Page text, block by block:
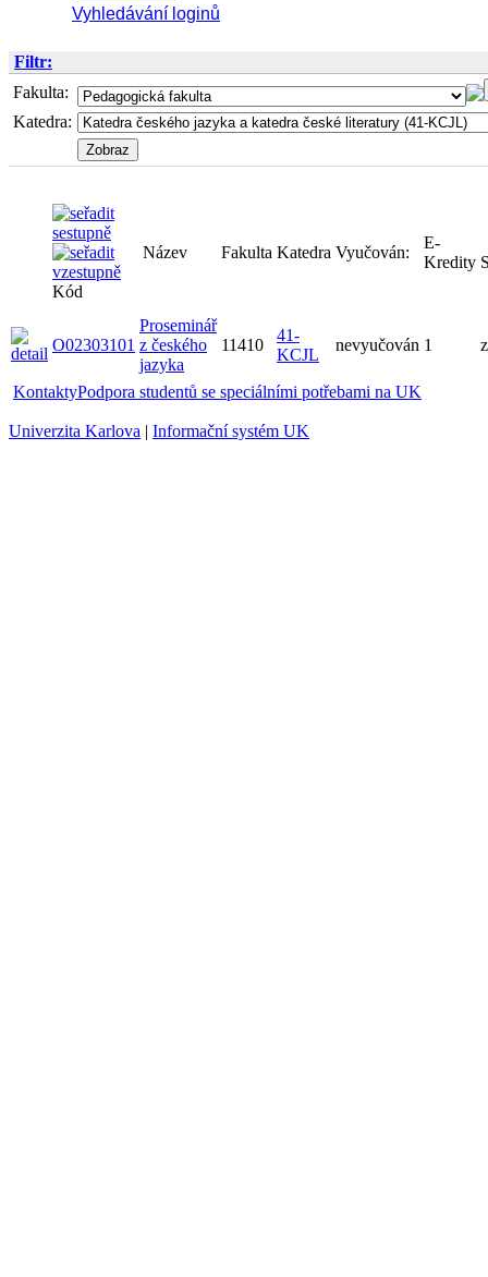
Vyhledávání loginů
Filtr:
Fakulta:
Katedra:
Kód
Název Fakulta Katedra Vyučován:
E-
Kredity
O02303101
Proseminář
z českého
jazyka
11410
41-
KCJL
nevyučován 1
KontaktyPodpora studentů se speciálními potřebami na UK
Univerzita Karlova | Informační systém UK